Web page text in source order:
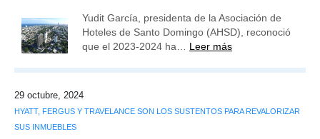
Yudit García, presidenta de la Asociación de
Hoteles de Santo Domingo (AHSD),​ reconoció
que el 2023-2024 ha… Leer más
29 octubre, 2024
HYATT, FERGUS Y TRAVELANCE SON LOS SUSTENTOS PARA REVALORIZAR
SUS INMUEBLES